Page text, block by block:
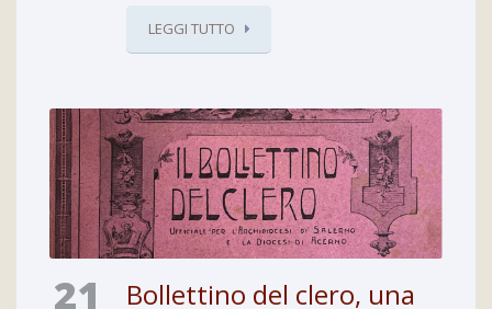
LEGGI TUTTO
21 Bollettino del clero, una